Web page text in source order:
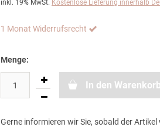
inkl. 19% MwSt. Kostenlose Lieferung innerhalb
1 Monat Widerrufsrecht
Menge:
In den Warenkorb
Gerne informieren wir Sie, sobald der